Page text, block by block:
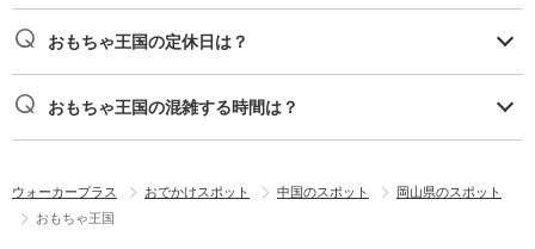
おもちゃ王国の定休日は？
おもちゃ王国の混雑する時間は？
ウォーカープラス おでかけスポット 中国のスポット
岡山県のスポット
おもちゃ王国